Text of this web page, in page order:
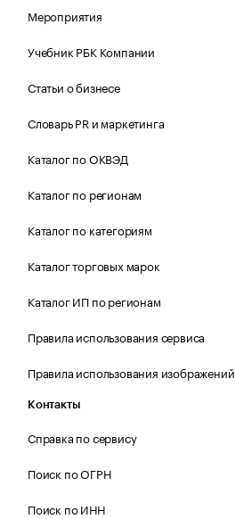
Мероприятия
Учебник РБК Компании
Статьи о бизнесе
Словарь PR и маркетинга
Каталог по ОКВЭД
Каталог по регионам
Каталог по категориям
Каталог торговых марок
Каталог ИП по регионам
Правила использования сервиса
Правила использования изображений
Контакты
Справка по сервису
Поиск по ОГРН
Поиск по ИНН